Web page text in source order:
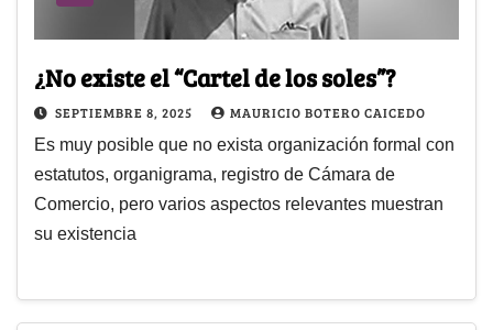
¿No existe el “Cartel de los soles”?
SEPTIEMBRE 8, 2025 MAURICIO BOTERO CAICEDO
Es muy posible que no exista organización formal con
estatutos, organigrama, registro de Cámara de
Comercio, pero varios aspectos relevantes muestran
su existencia